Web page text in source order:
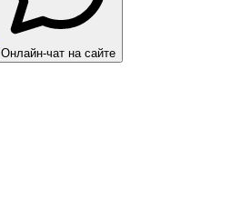
Онлайн-чат на сайте